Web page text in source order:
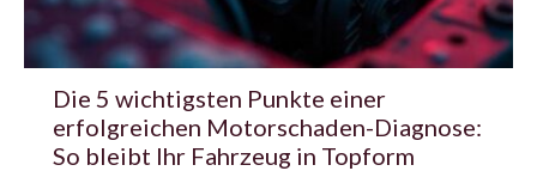
Die 5 wichtigsten Punkte einer
erfolgreichen Motorschaden-Diagnose:
So bleibt Ihr Fahrzeug in Topform